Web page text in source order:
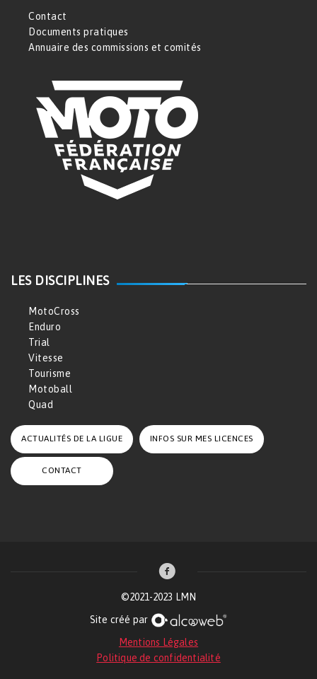
Contact
Documents pratiques
Annuaire des commissions et comités
LES DISCIPLINES
MotoCross
Enduro
Trial
Vitesse
Tourisme
Motoball
Quad
ACTUALITÉS DE LA LIGUE INFOS SUR MES LICENCES
CONTACT
©2021-2023 LMN
Site créé par
Mentions Légales
Politique de confidentialité